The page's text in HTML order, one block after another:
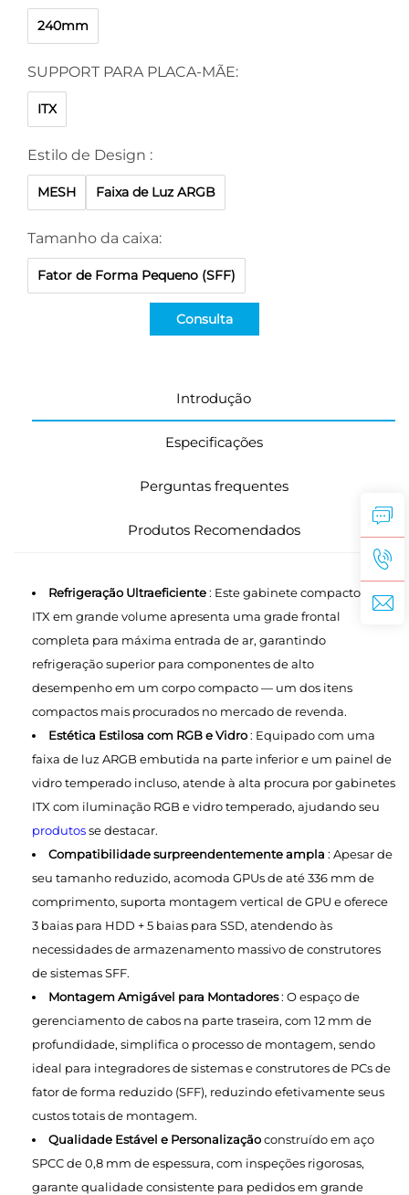
240mm
SUPPORT PARA PLACA-MÃE:
ITX
Estilo de Design :
MESH Faixa de Luz ARGB
Tamanho da caixa:
Fator de Forma Pequeno (SFF)
Consulta
Introdução
Especificações
Perguntas frequentes
Produtos Recomendados
Refrigeração Ultraeficiente: Este gabinete compacto Mini-
ITX em grande volume apresenta uma grade frontal
completa para máxima entrada de ar, garantindo
refrigeração superior para componentes de alto
desempenho em um corpo compacto — um dos itens
compactos mais procurados no mercado de revenda.
Estética Estilosa com RGB e Vidro: Equipado com uma
faixa de luz ARGB embutida na parte inferior e um painel de
vidro temperado incluso, atende à alta procura por gabinetes
ITX com iluminação RGB e vidro temperado, ajudando seu
produtosse destacar.
Compatibilidade surpreendentemente ampla : Apesar de
seu tamanho reduzido, acomoda GPUs de até 336 mm de
comprimento, suporta montagem vertical de GPU e oferece
3 baias para HDD + 5 baias para SSD, atendendo às
necessidades de armazenamento massivo de construtores
de sistemas SFF.
Montagem Amigável para Montadores: O espaço de
gerenciamento de cabos na parte traseira, com 12 mm de
profundidade, simplifica o processo de montagem, sendo
ideal para integradores de sistemas e construtores de PCs de
fator de forma reduzido (SFF), reduzindo efetivamente seus
custos totais de montagem.
Qualidade Estável e Personalizaçãoconstruído em aço
SPCC de 0,8 mm de espessura, com inspeções rigorosas,
garante qualidade consistente para pedidos em grande